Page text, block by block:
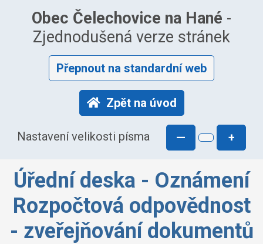
Obec Čelechovice na Hané -
Zjednodušená verze stránek
Přepnout na standardní web
Zpět na úvod
Nastavení velikosti písma — +
Úřední deska - Oznámení
Rozpočtová odpovědnost
- zveřejňování dokumentů